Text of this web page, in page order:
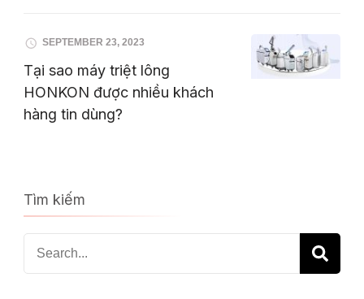
SEPTEMBER 23, 2023
Tại sao máy triệt lông
HONKON được nhiều khách
hàng tin dùng?
Tìm kiếm
Search
for: